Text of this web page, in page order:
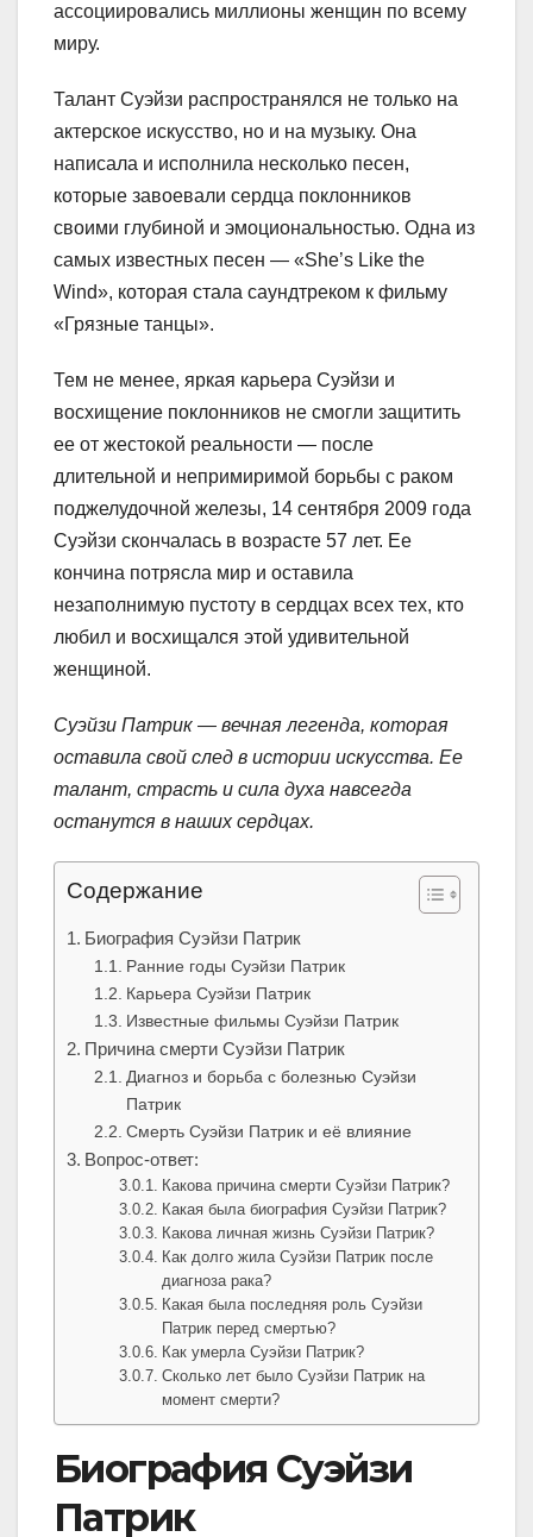
ассоциировались миллионы женщин по всему
миру.
Талант Суэйзи распространялся не только на
актерское искусство, но и на музыку. Она
написала и исполнила несколько песен,
которые завоевали сердца поклонников
своими глубиной и эмоциональностью. Одна из
самых известных песен — «She’s Like the
Wind», которая стала саундтреком к фильму
«Грязные танцы».
Тем не менее, яркая карьера Суэйзи и
восхищение поклонников не смогли защитить
ее от жестокой реальности — после
длительной и непримиримой борьбы с раком
поджелудочной железы, 14 сентября 2009 года
Суэйзи скончалась в возрасте 57 лет. Ее
кончина потрясла мир и оставила
незаполнимую пустоту в сердцах всех тех, кто
любил и восхищался этой удивительной
женщиной.
Суэйзи Патрик — вечная легенда, которая
оставила свой след в истории искусства. Ее
талант, страсть и сила духа навсегда
останутся в наших сердцах.
Содержание
Биография Суэйзи Патрик
Ранние годы Суэйзи Патрик
Карьера Суэйзи Патрик
Известные фильмы Суэйзи Патрик
Причина смерти Суэйзи Патрик
Диагноз и борьба с болезнью Суэйзи
Патрик
Смерть Суэйзи Патрик и её влияние
Вопрос-ответ:
Какова причина смерти Суэйзи Патрик?
Какая была биография Суэйзи Патрик?
Какова личная жизнь Суэйзи Патрик?
Как долго жила Суэйзи Патрик после
диагноза рака?
Какая была последняя роль Суэйзи
Патрик перед смертью?
Как умерла Суэйзи Патрик?
Сколько лет было Суэйзи Патрик на
момент смерти?
Биография Суэйзи
Патрик